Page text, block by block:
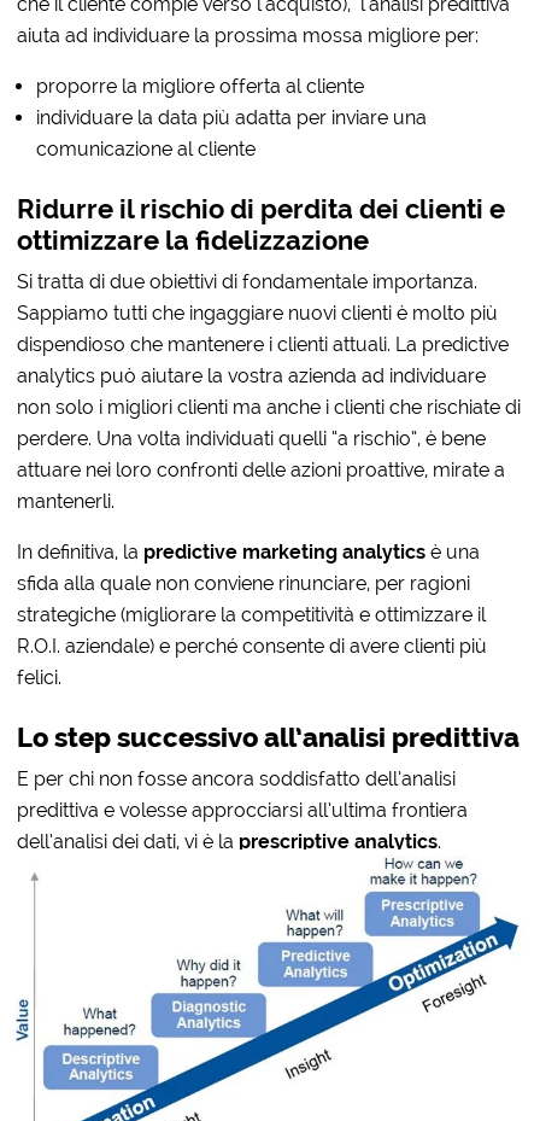
aiuta ad individuare la prossima mossa migliore per:
proporre la migliore offerta al cliente
individuare la data più adatta per inviare una
comunicazione al cliente
Ridurre il rischio di perdita dei clienti e
ottimizzare la fidelizzazione
Si tratta di due obiettivi di fondamentale importanza.
Sappiamo tutti che ingaggiare nuovi clienti è molto più
dispendioso che mantenere i clienti attuali. La predictive
analytics può aiutare la vostra azienda ad individuare
non solo i migliori clienti ma anche i clienti che rischiate di
perdere. Una volta individuati quelli “a rischio”, è bene
attuare nei loro confronti delle azioni proattive, mirate a
mantenerli.
In definitiva, la predictive marketing analytics è una
sfida alla quale non conviene rinunciare, per ragioni
strategiche (migliorare la competitività e ottimizzare il
R.O.I. aziendale) e perché consente di avere clienti più
felici.
Lo step successivo all’analisi predittiva
E per chi non fosse ancora soddisfatto dell’analisi
predittiva e volesse approcciarsi all’ultima frontiera
dell’analisi dei dati, vi è la prescriptive analytics.